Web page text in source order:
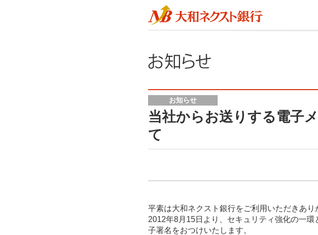
お知らせ
当社からお送りする電子
て
平素は大和ネクスト銀行をご利用いただきあり
2012年8月15日より、セキュリティ強化の一
子署名をおつけいたします。